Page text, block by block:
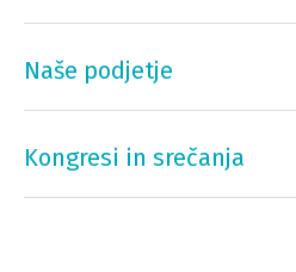
Naše podjetje
Kongresi in srečanja